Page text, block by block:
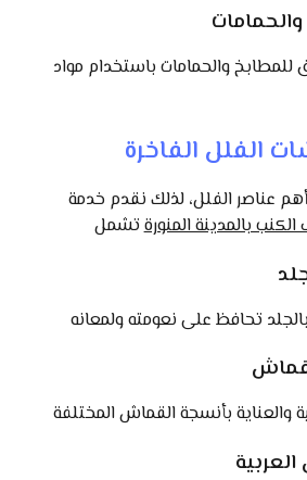
والحمامات باستخدام مواد
الفلل الفاخرة
عناصر الفلل، لذلك نقدم خدمة
بالمدينة المنورة